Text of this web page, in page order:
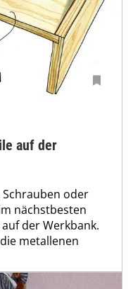
auf der
oder
nächstbesten
der Werkbank.
metallenen